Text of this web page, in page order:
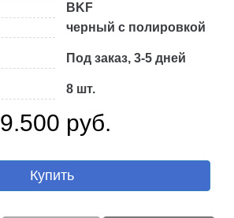
BKF
черный с полировкой
Под заказ, 3-5 дней
8 шт.
9.500 руб.
Купить